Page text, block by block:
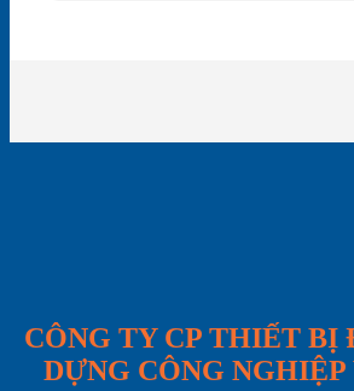
CÔNG TY CP THIẾT
DỰNG CÔNG